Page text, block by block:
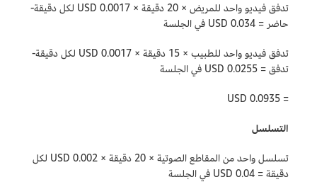
تدفق فيديو واحد للمريض × 20 دقيقة × 0.0017 USD لكل دقيقة-
حاضر = 0.034 USD في الجلسة
تدفق فيديو واحد للطبيب × 15 دقيقة × 0.0017 USD لكل دقيقة-
تدفق = 0.0255 USD في الجلسة
= 0.0935 USD
التسلسل
تسلسل واحد من المقاطع الصوتية × 20 دقيقة × 0.002 USD لكل
دقيقة = 0.04 USD في الجلسة